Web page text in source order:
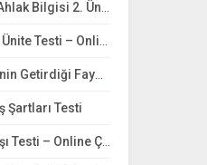
Namaz İbadeti Çalışmaları
Testi – Online Çöz
Faydalar Testi
Şartları Testi
Testi – Online Çöz